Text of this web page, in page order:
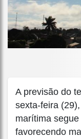
A previsão do
sexta-feira
marítima
favorecendo